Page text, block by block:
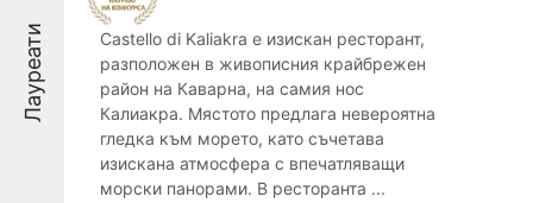
Лауреати
Castello di Kaliakra е изискан ресторант,
разположен в живописния крайбрежен
район на Каварна, на самия нос
Калиакра. Мястото предлага невероятна
гледка към морето, като съчетава
изискана атмосфера с впечатляващи
морски панорами. В ресторанта ...